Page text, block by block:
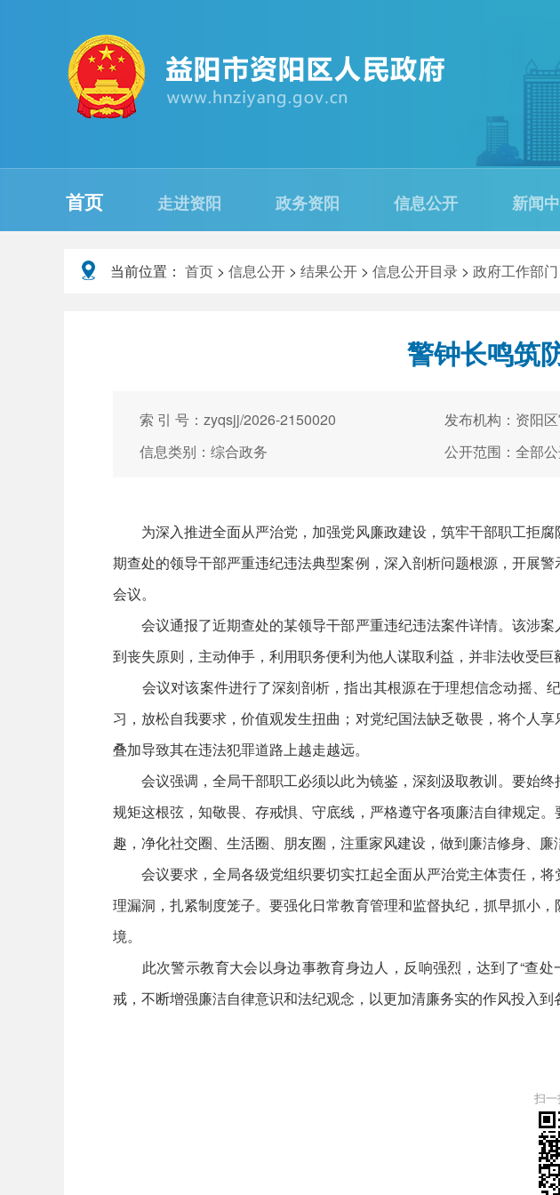
首页 走进资阳 政务资阳 信息公开 新闻
当前位置： 首页 > 信息公开 > 结果公开 > 信息公开目录 > 政府工作部门
警钟长鸣筑
索 引 号：zyqsjj/2026-2150020 发布机构：资阳
信息类别：综合政务
公开范围：全部
为深入推进全面从严治党，加强党风廉政建设，筑牢干部职工拒腐
期查处的领导干部严重违纪违法典型案例，深入剖析问题根源，开展
会议。
会议通报了近期查处的某领导干部严重违纪违法案件详情。该涉案
到丧失原则，主动伸手，利用职务便利为他人谋取利益，并非法收受
会议对该案件进行了深刻剖析，指出其根源在于理想信念动摇、
习，放松自我要求，价值观发生扭曲；对党纪国法缺乏敬畏，将个人
叠加导致其在违法犯罪道路上越走越远。
会议强调，全局干部职工必须以此为镜鉴，深刻汲取教训。要始终
规矩这根弦，知敬畏、存戒惧、守底线，严格遵守各项廉洁自律规定
趣，净化社交圈、生活圈、朋友圈，注重家风建设，做到廉洁修身、廉
会议要求，全局各级党组织要切实扛起全面从严治党主体责任，将
理漏洞，扎紧制度笼子。要强化日常教育管理和监督执纪，抓早抓小
境。
此次警示教育大会以身边事教育身边人，反响强烈，达到了“查处
戒，不断增强廉洁自律意识和法纪观念，以更加清廉务实的作风投入到
扫